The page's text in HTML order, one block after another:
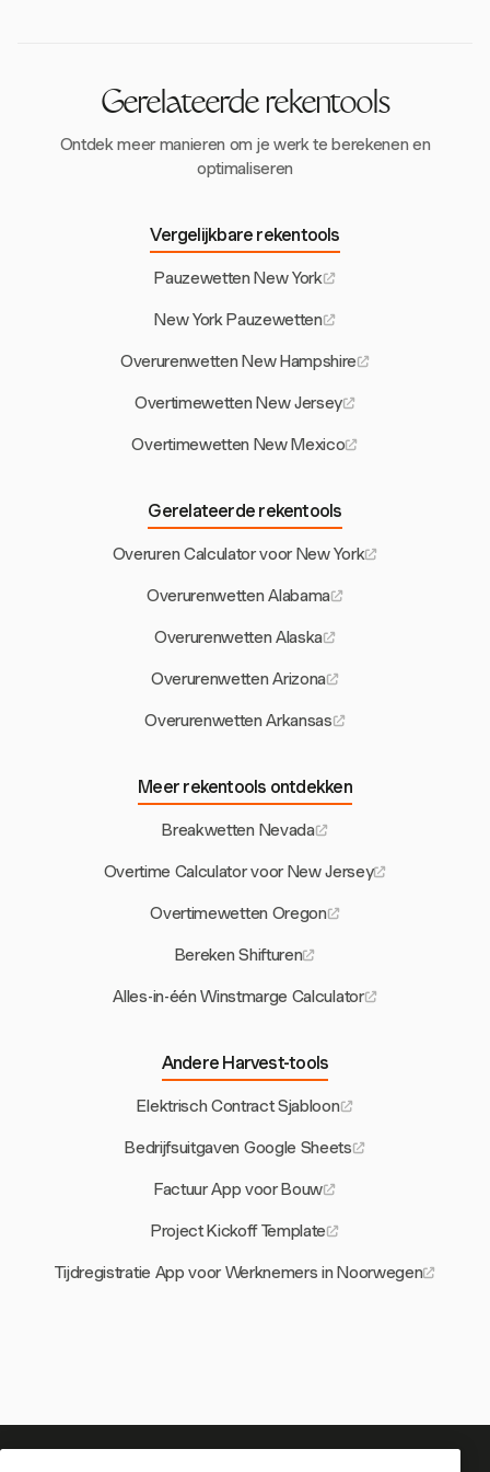
Gerelateerde rekentools
Ontdek meer manieren om je werk te berekenen en
optimaliseren
Vergelijkbare rekentools
Pauzewetten New York
New York Pauzewetten
Overurenwetten New Hampshire
Overtimewetten New Jersey
Overtimewetten New Mexico
Gerelateerde rekentools
Overuren Calculator voor New York
Overurenwetten Alabama
Overurenwetten Alaska
Overurenwetten Arizona
Overurenwetten Arkansas
Meer rekentools ontdekken
Breakwetten Nevada
Overtime Calculator voor New Jersey
Overtimewetten Oregon
Bereken Shifturen
Alles-in-één Winstmarge Calculator
Andere Harvest-tools
Elektrisch Contract Sjabloon
Bedrijfsuitgaven Google Sheets
Factuur App voor Bouw
Project Kickoff Template
Tijdregistratie App voor Werknemers in Noorwegen